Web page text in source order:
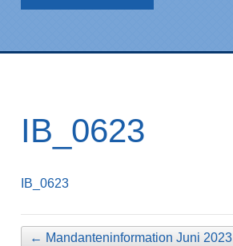
IB_0623
IB_0623
← Mandanteninformation Juni 2023